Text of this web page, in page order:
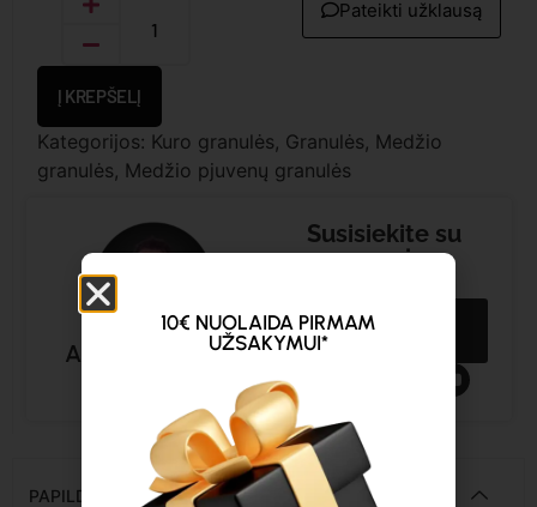
Į KREPŠELĮ
Pateikti užklausą
Kategorijos: Kuro granulės, Granulės, Medžio
granulės, Medžio pjuvenų granulės
Susisiekite su
mumis
Skambučio
Arturas Lapėnas
PAPILDOMA INFORMACIJA
10€ NUOLAIDA PIRMAM
UŽSAKYMUI*